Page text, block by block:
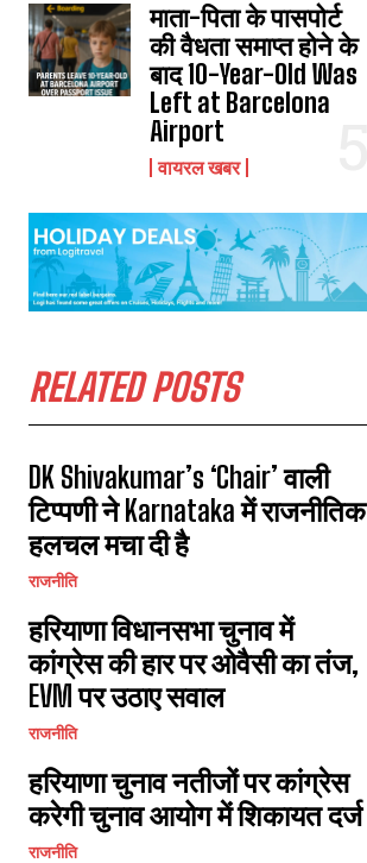
माता-पिता के पासपोर्ट
की वैधता समाप्त होने के
बाद 10-Year-Old Was
Left at Barcelona
Airport
वायरल खबर
RELATED POSTS
DK Shivakumar’s ‘Chair’ वाली
टिप्पणी ने Karnataka में राजनीतिक
हलचल मचा दी है
राजनीति
हरियाणा विधानसभा चुनाव में
कांग्रेस की हार पर ओवैसी का तंज,
EVM पर उठाए सवाल
राजनीति
हरियाणा चुनाव नतीजों पर कांग्रेस
करेगी चुनाव आयोग में शिकायत दर्ज
राजनीति